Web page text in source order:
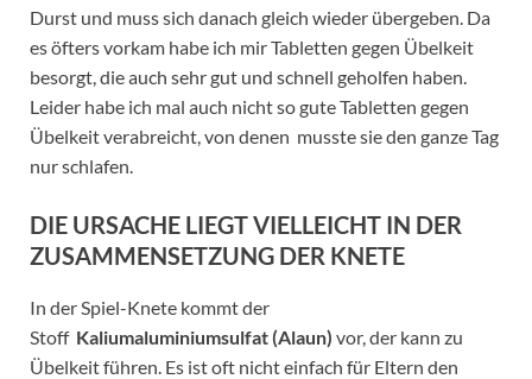
Durst und muss sich danach gleich wieder übergeben. Da
es öfters vorkam habe ich mir Tabletten gegen Übelkeit
besorgt, die auch sehr gut und schnell geholfen haben.
Leider habe ich mal auch nicht so gute Tabletten gegen
Übelkeit verabreicht, von denen musste sie den ganze Tag
nur schlafen.
DIE URSACHE LIEGT VIELLEICHT IN DER
ZUSAMMENSETZUNG DER KNETE
In der Spiel-Knete kommt der
Stoff Kaliumaluminiumsulfat (Alaun) vor, der kann zu
Übelkeit führen. Es ist oft nicht einfach für Eltern den